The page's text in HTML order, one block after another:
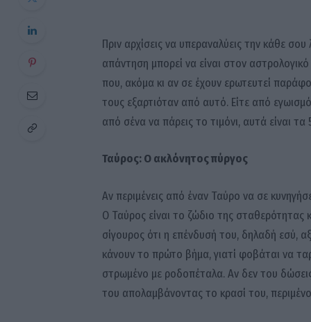
Πριν αρχίσεις να υπεραναλύεις την κάθε
απάντηση μπορεί να είναι στον
που, ακόμα κι αν σε έχουν ερωτευτεί
τους εξαρτιόταν από αυτό. Είτε από
από σένα να πάρεις το τιμόνι, αυτά είναι
Ταύρος: Ο ακλόνητος πύργος
Αν περιμένεις από έναν Ταύρο να σε
Ο Ταύρος είναι το ζώδιο της σταθερότητας
σίγουρος ότι η επένδυσή του, δηλαδή εσύ,
κάνουν το πρώτο βήμα, γιατί φοβάται να
στρωμένο με ροδοπέταλα. Αν δεν του
του απολαμβάνοντας το κρασί του,